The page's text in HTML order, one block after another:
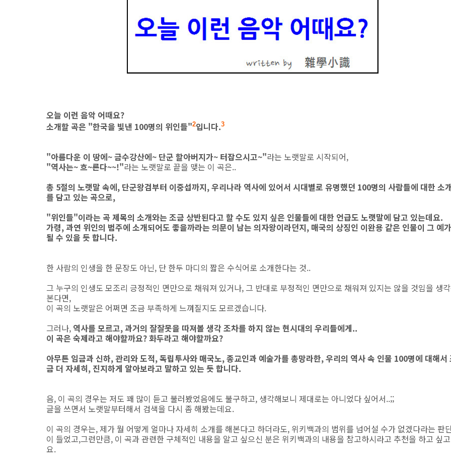
오늘 이런 음악 어때요?
소개할 곡은 "한국을 빛낸 100명의 위인들"2입니다.3
"아름다운 이 땅에~ 금수강산에~ 단군 할아버지가~ 터잡으시고~"라는 노랫말로 시작되어,
"역사는~ 흐~른다~~!"라는 노랫말로 끝을 맺는 이 곡은..
총 5절의 노랫말 속에, 단군왕검부터 이중섭까지, 우리나라 역사에 있어서 시대별로 유명했던 100명의 사람들에 대한 소
를 담고 있는 곡으로,
"위인들"이라는 곡 제목의 소개와는 조금 상반된다고 할 수도 있지 싶은 인물들에 대한 언급도 노랫말에 담고 있는데요.
가령, 과연 위인의 범주에 소개되어도 좋을까라는 의문이 남는 의자왕이라던지, 매국의 상징인 이완용 같은 인물이 그 예가
될 수 있을 듯 합니다.
한 사람의 인생을 한 문장도 아닌, 단 한두 마디의 짧은 수식어로 소개한다는 것..
그 누구의 인생도 모조리 긍정적인 면만으로 채워져 있거나, 그 반대로 부정적인 면만으로 채워져 있지는 않을 것임을 생
본다면,
이 곡의 노랫말은 어쩌면 조금 부족하게 느껴질지도 모르겠습니다.
그러나, 역사를 모르고, 과거의 잘잘못을 따져볼 생각 조차를 하지 않는 현시대의 우리들에게..
이 곡은 숙제라고 해야할까요? 화두라고 해야할까요?
아무튼 임금과 신하, 관리와 도적, 독립투사와 매국노, 종교인과 예술가를 총망라한, 우리의 역사 속 인물 100명에 대해서
금 더 자세히, 진지하게 알아보라고 말하고 있는 듯 합니다.
음, 이 곡의 경우는 저도 꽤 많이 듣고 불러봤었음에도 불구하고, 생각해보니 제대로는 아니었다 싶어서..;;
글을 쓰면서 노랫말부터해서 검색을 다시 좀 해봤는데요.
이 곡의 경우는, 제가 뭘 어떻게 얼마나 자세히 소개를 해본다고 하더라도, 위키백과의 범위를 넘어설 수가 없겠다라는 판
이 들었고,그런만큼, 이 곡과 관련한 구체적인 내용을 알고 싶으신 분은 위키백과의 내용을 참고하시라고 추천을 하고 싶고
요.